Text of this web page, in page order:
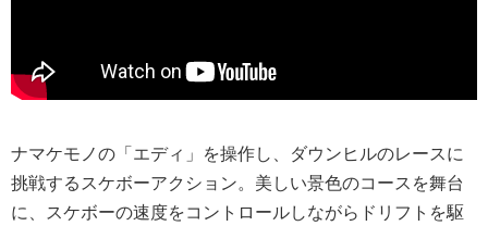
ナマケモノの「エディ」を操作し、ダウンヒルのレースに
挑戦するスケボーアクション。美しい景色のコースを舞台
に、スケボーの速度をコントロールしながらドリフトを駆